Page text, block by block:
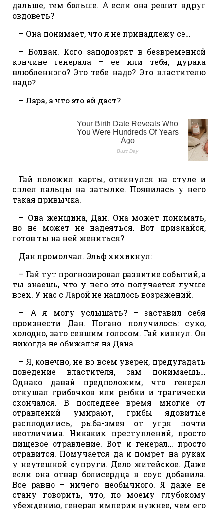
дальше, тем больше. А если она решит вдруг
овдоветь?
– Она понимает, что я не принадлежу се…
– Болван. Кого заподозрят в безвременной
кончине генерала – ее или тебя, дурака
влюбленного? Это тебе надо? Это властителю
надо?
– Лара, а что это ей даст?
Гай положил карты, откинулся на стуле и
сплел пальцы на затылке. Появилась у него
такая привычка.
– Она женщина, Дан. Она может понимать,
но не может не надеяться. Вот признайся,
готов ты на ней жениться?
Дан промолчал. Эльф хихикнул:
– Гай тут прогнозировал развитие событий, а
ты знаешь, что у него это получается лучше
всех. У нас с Ларой не нашлось возражений.
– А я могу услышать? – заставил себя
произнести Дан. Погано получилось: сухо,
холодно, зато севшим голосом. Гай кивнул. Он
никогда не обижался на Дана.
– Я, конечно, не во всем уверен, предугадать
поведение властителя, сам понимаешь…
Однако давай предположим, что генерал
откушал грибочков или рыбки и трагически
скончался. В последнее время многие от
отравлений умирают, грибы ядовитые
расплодились, рыба-змея от угря почти
неотличима. Никаких преступлений, просто
пищевое отравление. Вот и генерал… просто
отравится. Помучается да и помрет на руках
у неутешной супруги. Дело житейское. Даже
если она отвар болисердца в соус добавила.
Все равно – ничего необычного. Я даже не
стану говорить, что, по моему глубокому
убеждению, генерал империи нужнее, чем его